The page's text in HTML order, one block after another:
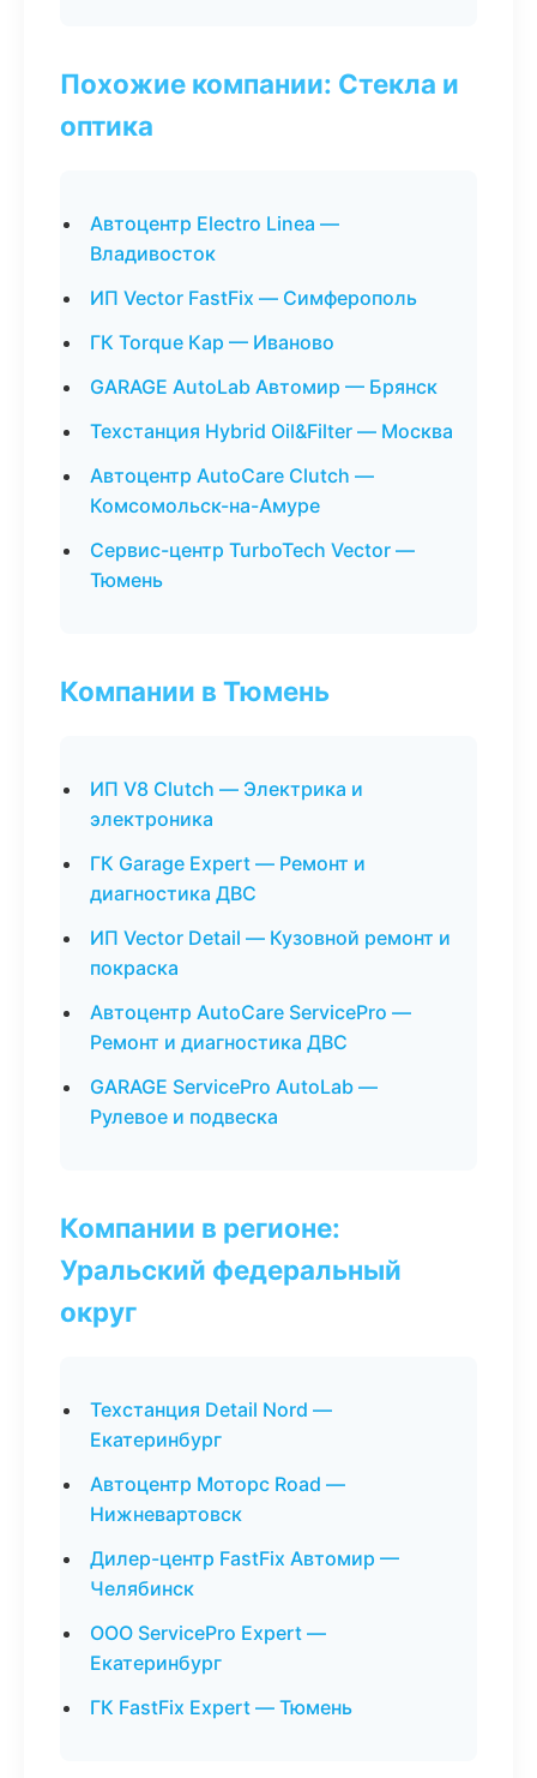
Похожие компании: Стекла и
оптика
Автоцентр Electro Linea —
Владивосток
ИП Vector FastFix — Симферополь
ГК Torque Кар — Иваново
GARAGE AutoLab Автомир — Брянск
Техстанция Hybrid Oil&Filter — Москва
Автоцентр AutoCare Clutch —
Комсомольск-на-Амуре
Сервис-центр TurboTech Vector —
Тюмень
Компании в Тюмень
ИП V8 Clutch — Электрика и
электроника
ГК Garage Expert — Ремонт и
диагностика ДВС
ИП Vector Detail — Кузовной ремонт и
покраска
Автоцентр AutoCare ServicePro —
Ремонт и диагностика ДВС
GARAGE ServicePro AutoLab —
Рулевое и подвеска
Компании в регионе:
Уральский федеральный
округ
Техстанция Detail Nord —
Екатеринбург
Автоцентр Моторс Road —
Нижневартовск
Дилер-центр FastFix Автомир —
Челябинск
ООО ServicePro Expert —
Екатеринбург
ГК FastFix Expert — Тюмень